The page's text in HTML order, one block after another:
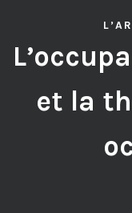
et la